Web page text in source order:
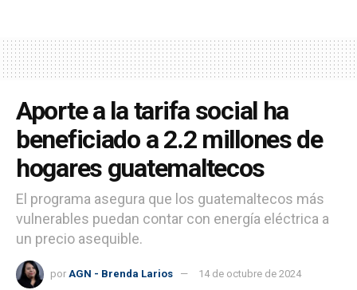
Aporte a la tarifa social ha
beneficiado a 2.2 millones de
hogares guatemaltecos
El programa asegura que los guatemaltecos más
vulnerables puedan contar con energía eléctrica a
un precio asequible.
por AGN - Brenda Larios 14 de octubre de 2024